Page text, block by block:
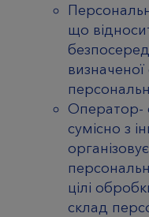
що
визначеної
Оператор-
сумісно з
цілі
склад